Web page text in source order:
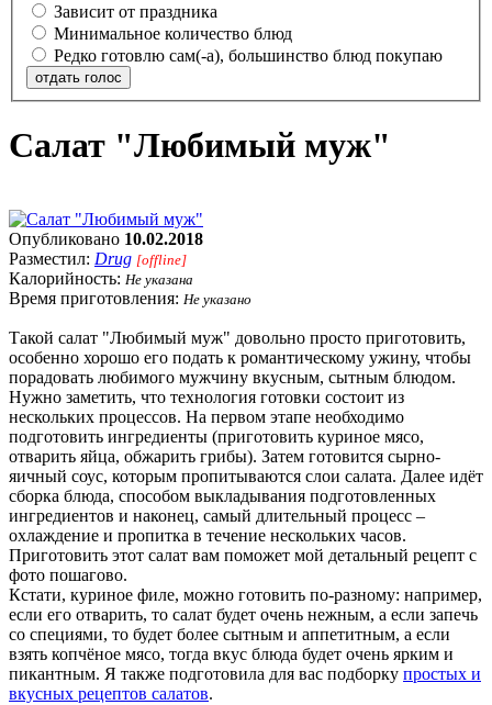
Зависит от праздника
Минимальное количество блюд
Редко готовлю сам(-а), большинство блюд покупаю
отдать голос
Салат "Любимый муж"
Опубликовано 10.02.2018
Разместил: Drug [offline]
Калорийность: Не указана
Время приготовления: Не указано
Такой салат "Любимый муж" довольно просто приготовить,
особенно хорошо его подать к романтическому ужину, чтобы
порадовать любимого мужчину вкусным, сытным блюдом.
Нужно заметить, что технология готовки состоит из
нескольких процессов. На первом этапе необходимо
подготовить ингредиенты (приготовить куриное мясо,
отварить яйца, обжарить грибы). Затем готовится сырно-
яичный соус, которым пропитываются слои салата. Далее идёт
сборка блюда, способом выкладывания подготовленных
ингредиентов и наконец, самый длительный процесс –
охлаждение и пропитка в течение нескольких часов.
Приготовить этот салат вам поможет мой детальный рецепт с
фото пошагово.
Кстати, куриное филе, можно готовить по-разному: например,
если его отварить, то салат будет очень нежным, а если запечь
со специями, то будет более сытным и аппетитным, а если
взять копчёное мясо, тогда вкус блюда будет очень ярким и
пикантным. Я также подготовила для вас подборку простых и
вкусных рецептов салатов.